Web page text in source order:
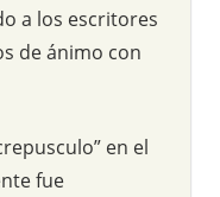
a los escritores
de ánimo con
en el
fue